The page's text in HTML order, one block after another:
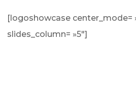
[logoshowcase center_mode=
slides_column= »5″]